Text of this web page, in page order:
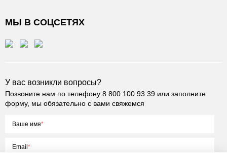
МЫ В СОЦСЕТЯХ
У вас возникли вопросы?
Позвоните нам по телефону 8 800 100 93 39 или заполните
форму, мы обязательно с вами свяжемся
Ваше имя
Email